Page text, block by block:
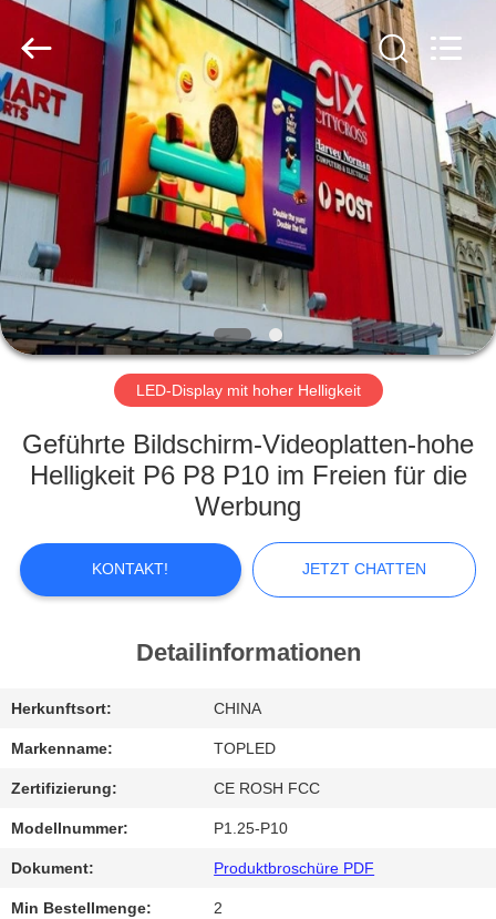
HAUS
PRODUKTE
VIDEOS
VR
SHOW
ÜBER
UNS
FABRIK-
AUSFLUG
QUALITÄTSKONTROLLE
TRETEN
SIE
MIT
UNS
IN
VERBINDUNG
Road
Enterprise
Services
Co.,LTD.
All
Rights
Reserved.
Developed
by
ECER
LED-Display mit hoher Helligkeit
Geführte Bildschirm-Videoplatten-hohe
Helligkeit P6 P8 P10 im Freien für die
Werbung
KONTAKT! JETZT CHATTEN
Detailinformationen
Herkunftsort: CHINA
Markenname: TOPLED
Zertifizierung: CE ROSH FCC
Modellnummer: P1.25-P10
Dokument: Produktbroschüre PDF
Min Bestellmenge: 2